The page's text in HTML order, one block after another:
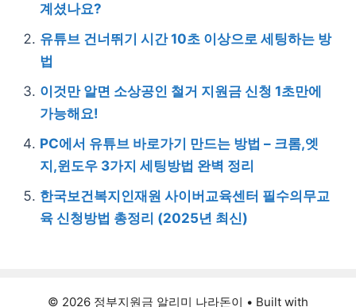
계셨나요?
유튜브 건너뛰기 시간 10초 이상으로 세팅하는 방
법
이것만 알면 소상공인 철거 지원금 신청 1초만에
가능해요!
PC에서 유튜브 바로가기 만드는 방법 – 크롬,엣
지,윈도우 3가지 세팅방법 완벽 정리
한국보건복지인재원 사이버교육센터 필수의무교
육 신청방법 총정리 (2025년 최신)
© 2026 정부지원금 알리미 나라돈이 • Built with